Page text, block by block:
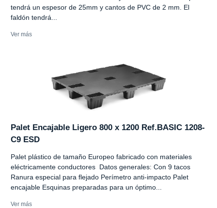
tendrá un espesor de 25mm y cantos de PVC de 2 mm. El
faldón tendrá...
Ver más
Palet Encajable Ligero 800 x 1200 Ref.BASIC 1208-
C9 ESD
Palet plástico de tamaño Europeo fabricado con materiales
eléctricamente conductores Datos generales: Con 9 tacos
Ranura especial para flejado Perímetro anti-impacto Palet
encajable Esquinas preparadas para un óptimo...
Ver más